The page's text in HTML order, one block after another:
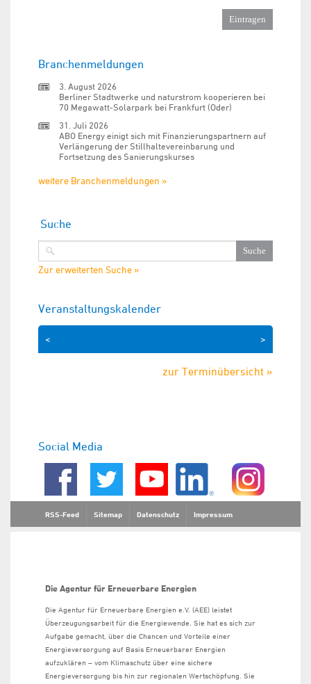
Branchenmeldungen
3. August 2026
Berliner Stadtwerke und naturstrom kooperieren bei
70 Megawatt-Solarpark bei Frankfurt (Oder)
31. Juli 2026
ABO Energy einigt sich mit Finanzierungspartnern auf
Verlängerung der Stillhaltevereinbarung und
Fortsetzung des Sanierungskurses
weitere Branchenmeldungen »
Suche
Zur erweiterten Suche »
Veranstaltungskalender
>
<
zur Terminübersicht »
Social Media
RSS-Feed Sitemap Datenschutz Impressum
Die Agentur für Erneuerbare Energien
Die Agentur für Erneuerbare Energien e.V. (AEE) leistet
Überzeugungsarbeit für die Energiewende. Sie hat es sich zur
Aufgabe gemacht, über die Chancen und Vorteile einer
Energieversorgung auf Basis Erneuerbarer Energien
aufzuklären – vom Klimaschutz über eine sichere
Energieversorgung bis hin zur regionalen Wertschöpfung. Sie